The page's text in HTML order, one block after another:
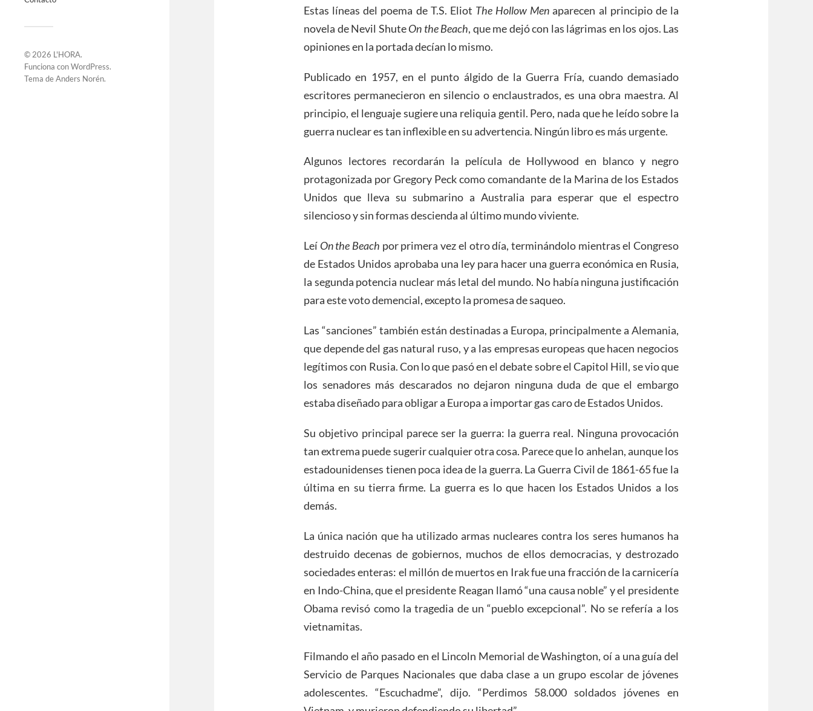
© 2026 L'HORA.
Funciona conWordPress.
Tema deAnders Norén.
Estas líneas del poema de T.S. Eliot The Hollow Men aparecen al principio de la
novela de Nevil ShuteOn the Beach, que me dejó con las lágrimas en los ojos. Las
opiniones en la portada decían lo mismo.
Publicado en 1957, en el punto álgido de la Guerra Fría, cuando demasiado
escritores permanecieron en silencio o enclaustrados, es una obra maestra. Al
principio, el lenguaje sugiere una reliquia gentil. Pero, nada que he leído sobre la
guerra nuclear es tan inflexible en su advertencia. Ningún libro es más urgente.
Algunos lectores recordarán la película de Hollywood en blanco y negro
protagonizada por Gregory Peck como comandante de la Marina de los Estados
Unidos que lleva su submarino a Australia para esperar que el espectro
silencioso y sin formas descienda al último mundo viviente.
Leí On the Beach por primera vez el otro día, terminándolo mientras el Congreso
de Estados Unidos aprobaba una ley para hacer una guerra económica en Rusia,
la segunda potencia nuclear más letal del mundo. No había ninguna justificación
para este voto demencial, excepto la promesa de saqueo.
Las “sanciones” también están destinadas a Europa, principalmente a Alemania,
que depende del gas natural ruso, y a las empresas europeas que hacen negocios
legítimos con Rusia. Con lo que pasó en el debate sobre el Capitol Hill, se vio que
los senadores más descarados no dejaron ninguna duda de que el embargo
estaba diseñado para obligar a Europa a importar gas caro de Estados Unidos.
Su objetivo principal parece ser la guerra: la guerra real. Ninguna provocación
tan extrema puede sugerir cualquier otra cosa. Parece que lo anhelan, aunque los
estadounidenses tienen poca idea de la guerra. La Guerra Civil de 1861-65 fue la
última en su tierra firme. La guerra es lo que hacen los Estados Unidos a los
demás.
La única nación que ha utilizado armas nucleares contra los seres humanos ha
destruido decenas de gobiernos, muchos de ellos democracias, y destrozado
sociedades enteras: el millón de muertos en Irak fue una fracción de la carnicería
en Indo-China, que el presidente Reagan llamó “una causa noble” y el presidente
Obama revisó como la tragedia de un “pueblo excepcional”. No se refería a los
vietnamitas.
Filmando el año pasado en el Lincoln Memorial de Washington, oí a una guía del
Servicio de Parques Nacionales que daba clase a un grupo escolar de jóvenes
adolescentes. “Escuchadme”, dijo. “Perdimos 58.000 soldados jóvenes en